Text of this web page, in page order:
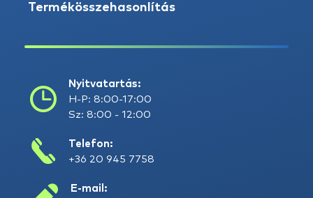
Termékösszehasonlítás
Nyitvatartás:
H-P: 8:00-17:00
Sz: 8:00 - 12:00
Telefon:
+36 20 945 7758
E-mail: